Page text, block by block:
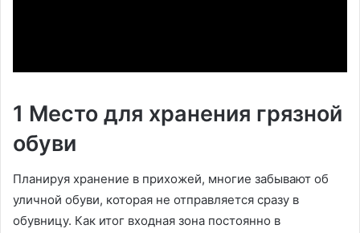
1 Место для хранения грязной
обуви
Планируя хранение в прихожей, многие забывают об
уличной обуви, которая не отправляется сразу в
обувницу. Как итог входная зона постоянно в